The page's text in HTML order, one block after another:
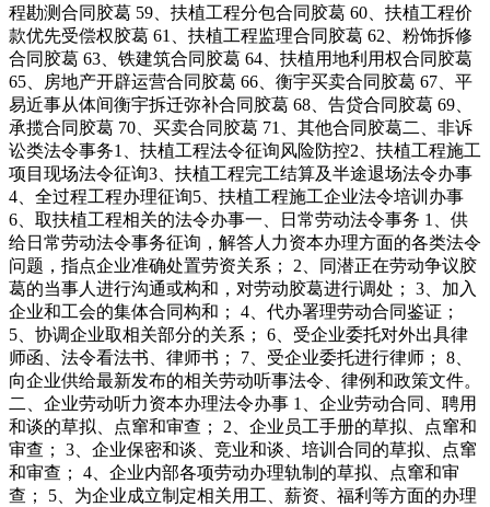
程勘测合同胶葛 59、扶植工程分包合同胶葛 60、扶植工程价
款优先受偿权胶葛 61、扶植工程监理合同胶葛 62、粉饰拆修
合同胶葛 63、铁建筑合同胶葛 64、扶植用地利用权合同胶葛
65、房地产开辟运营合同胶葛 66、衡宇买卖合同胶葛 67、平
易近事从体间衡宇拆迁弥补合同胶葛 68、告贷合同胶葛 69、
承揽合同胶葛 70、买卖合同胶葛 71、其他合同胶葛二、非诉
讼类法令事务1、扶植工程法令征询风险防控2、扶植工程施工
项目现场法令征询3、扶植工程完工结算及半途退场法令办事
4、全过程工程办理征询5、扶植工程施工企业法令培训办事
6、取扶植工程相关的法令办事一、日常劳动法令事务 1、供
给日常劳动法令事务征询，解答人力资本办理方面的各类法令
问题，指点企业准确处置劳资关系； 2、同潜正在劳动争议胶
葛的当事人进行沟通或构和，对劳动胶葛进行调处； 3、加入
企业和工会的集体合同构和； 4、代办署理劳动合同鉴证；
5、协调企业取相关部分的关系； 6、受企业委托对外出具律
师函、法令看法书、律师书； 7、受企业委托进行律师； 8、
向企业供给最新发布的相关劳动听事法令、律例和政策文件。
二、企业劳动听力资本办理法令办事 1、企业劳动合同、聘用
和谈的草拟、点窜和审查； 2、企业员工手册的草拟、点窜和
审查； 3、企业保密和谈、竞业和谈、培训合同的草拟、点窜
和审查； 4、企业内部各项劳动办理轨制的草拟、点窜和审
查； 5、为企业成立制定相关用工、薪资、福利等方面的办理